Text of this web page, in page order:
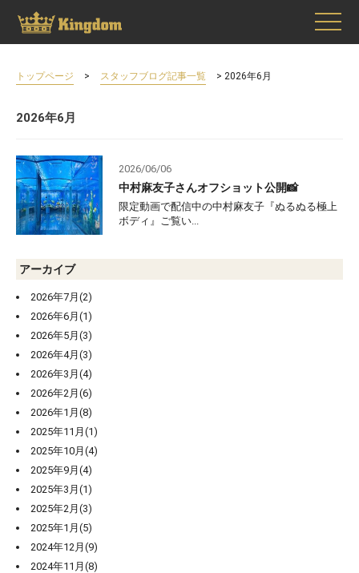
トップページ > スタッフブログ記事一覧 > 2026年6月
2026年6月
2026/06/06
中村麻友子さんオフショット公開📸
限定動画で配信中の中村麻友子『ぬるぬる極上
ボディ』ご覧い...
アーカイブ
2026年7月(2)
2026年6月(1)
2026年5月(3)
2026年4月(3)
2026年3月(4)
2026年2月(6)
2026年1月(8)
2025年11月(1)
2025年10月(4)
2025年9月(4)
2025年3月(1)
2025年2月(3)
2025年1月(5)
2024年12月(9)
2024年11月(8)